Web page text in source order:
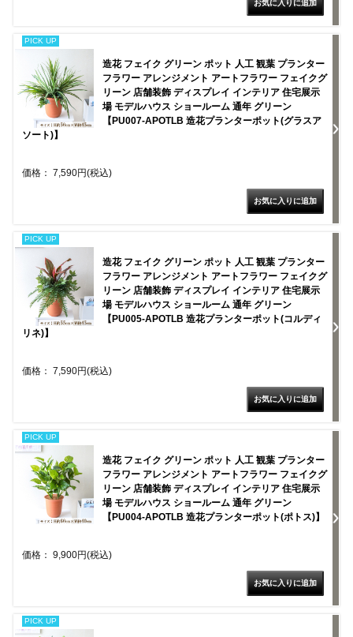
PICK UP
造花 フェイク グリーン ポット 人工 観葉 プランター
フラワー アレンジメント アートフラワー フェイクグ
リーン 店舗装飾 ディスプレイ インテリア 住宅展示
場 モデルハウス ショールーム 通年 グリーン
【PU007-APOTLB 造花プランターポット(グラスア
ソート)】
価格： 7,590円(税込)
PICK UP
造花 フェイク グリーン ポット 人工 観葉 プランター
フラワー アレンジメント アートフラワー フェイクグ
リーン 店舗装飾 ディスプレイ インテリア 住宅展示
場 モデルハウス ショールーム 通年 グリーン
【PU005-APOTLB 造花プランターポット(コルディ
リネ)】
価格： 7,590円(税込)
PICK UP
造花 フェイク グリーン ポット 人工 観葉 プランター
フラワー アレンジメント アートフラワー フェイクグ
リーン 店舗装飾 ディスプレイ インテリア 住宅展示
場 モデルハウス ショールーム 通年 グリーン
【PU004-APOTLB 造花プランターポット(ポトス)】
価格： 9,900円(税込)
PICK UP